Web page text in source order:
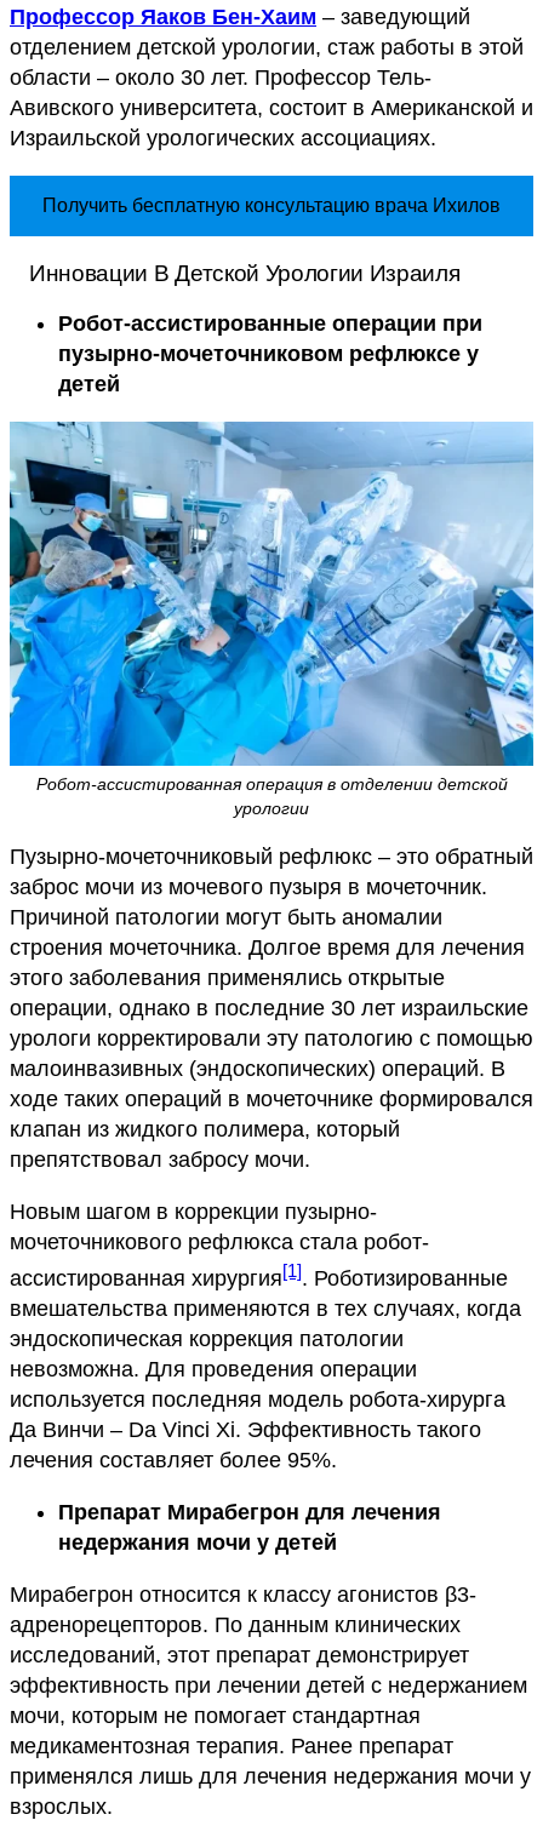
Профессор Яаков Бен-Хаим – заведующий
отделением детской урологии, стаж работы в этой
области – около 30 лет. Профессор Тель-
Авивского университета, состоит в Американской и
Израильской урологических ассоциациях.
Получить бесплатную консультацию врача Ихилов
Инновации В Детской Урологии Израиля
Робот-ассистированные операции при
пузырно-мочеточниковом рефлюксе у
детей
Робот-ассистированная операция в отделении детской
урологии
Пузырно-мочеточниковый рефлюкс – это обратный
заброс мочи из мочевого пузыря в мочеточник.
Причиной патологии могут быть аномалии
строения мочеточника. Долгое время для лечения
этого заболевания применялись открытые
операции, однако в последние 30 лет израильские
урологи корректировали эту патологию с помощью
малоинвазивных (эндоскопических) операций. В
ходе таких операций в мочеточнике формировался
клапан из жидкого полимера, который
препятствовал забросу мочи.
Новым шагом в коррекции пузырно-
мочеточникового рефлюкса стала робот-
ассистированная хирургия[1]. Роботизированные
вмешательства применяются в тех случаях, когда
эндоскопическая коррекция патологии
невозможна. Для проведения операции
используется последняя модель робота-хирурга
Да Винчи – Da Vinci Xi. Эффективность такого
лечения составляет более 95%.
Препарат Мирабегрон для лечения
недержания мочи у детей
Мирабегрон относится к классу агонистов β3-
адренорецепторов. По данным клинических
исследований, этот препарат демонстрирует
эффективность при лечении детей с недержанием
мочи, которым не помогает стандартная
медикаментозная терапия. Ранее препарат
применялся лишь для лечения недержания мочи у
взрослых.